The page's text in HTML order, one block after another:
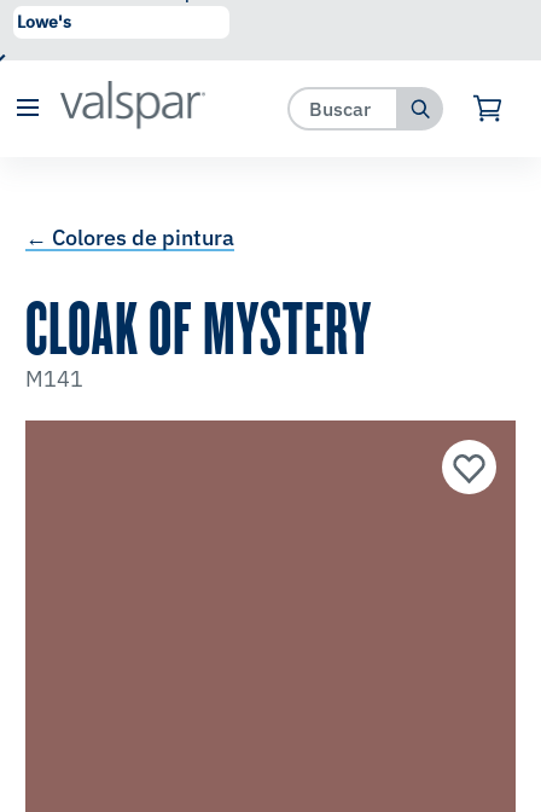
se ha agregado a favoritos.
← Colores de pintura
CLOAK OF MYSTERY
M141